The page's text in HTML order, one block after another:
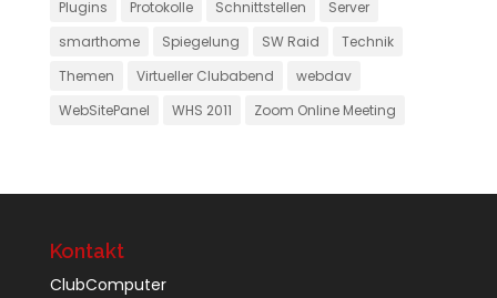
Plugins
Protokolle Schnittstellen
Server
smarthome
Spiegelung SW Raid
Technik
Themen
Virtueller Clubabend
webdav
WebSitePanel
WHS 2011 Zoom Online Meeting
Kontakt
ClubComputer